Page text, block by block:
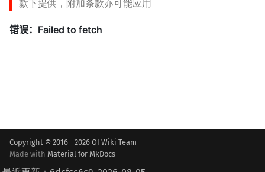
款下提供，附加条款亦可能应用
Copyright © 2016 - 2026 OI Wiki Team
Made with Material for MkDocs